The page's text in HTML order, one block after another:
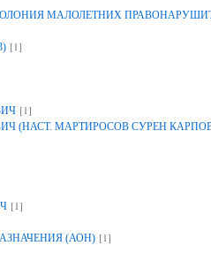
МАЛОЛЕТНИХ
[1]
[1]
(НАСТ. МАРТИРОСОВ СУРЕН
[1]
(АОН) [1]